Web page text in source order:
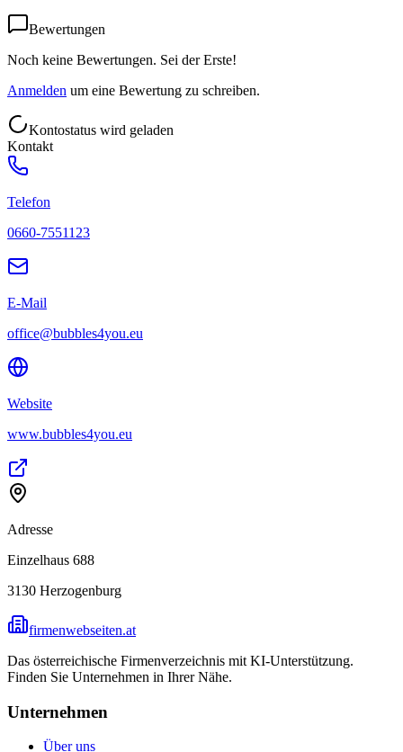
Bewertungen
Noch keine Bewertungen. Sei der Erste!
Anmelden um eine Bewertung zu schreiben.
Kontostatus wird geladen
Kontakt
Telefon
0660-7551123
E-Mail
office@bubbles4you.eu
Website
www.bubbles4you.eu
Adresse
Einzelhaus 688
3130 Herzogenburg
firmenwebseiten.at
Das österreichische Firmenverzeichnis mit KI-Unterstützung.
Finden Sie Unternehmen in Ihrer Nähe.
Unternehmen
Über uns